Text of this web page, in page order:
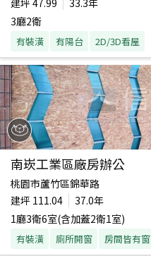
建坪 47.99
33.3年
3廳2衛
有裝潢 有陽台 2D/3D看屋
南崁工業區廠房辦公
桃園市蘆竹區錦華路
建坪 111.04
37.0年
1廳3衛6室(含加蓋2衛1室)
有裝潢 廁所開窗 房間皆有窗